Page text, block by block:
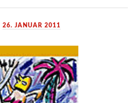
26. JANUAR 2011